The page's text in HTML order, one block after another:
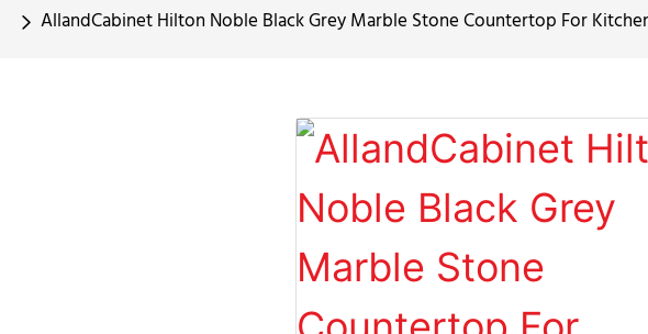
AllandCabinet Hilton Noble Black Grey Marble Stone Countertop For